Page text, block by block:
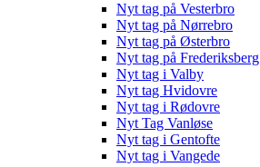
Nyt tag på Vesterbro
Nyt tag på Nørrebro
Nyt tag på Østerbro
Nyt tag på Frederiksberg
Nyt tag i Valby
Nyt tag Hvidovre
Nyt tag i Rødovre
Nyt Tag Vanløse
Nyt tag i Gentofte
Nyt tag i Vangede